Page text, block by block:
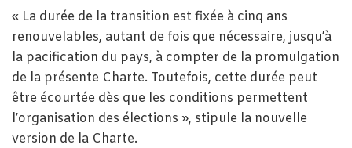
« La durée de la transition est fixée à cinq ans
renouvelables, autant de fois que nécessaire, jusqu’à
la pacification du pays, à compter de la promulgation
de la présente Charte. Toutefois, cette durée peut
être écourtée dès que les conditions permettent
l’organisation des élections », stipule la nouvelle
version de la Charte.